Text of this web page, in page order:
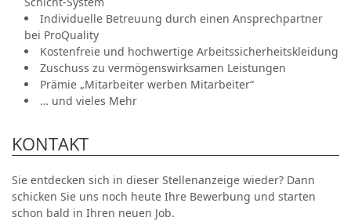
Individuelle Betreuung durch einen Ansprechpartner
bei ProQuality
Kostenfreie und hochwertige Arbeitssicherheitskleidung
Zuschuss zu vermögenswirksamen Leistungen
Prämie „Mitarbeiter werben Mitarbeiter“
… und vieles Mehr
KONTAKT
Sie entdecken sich in dieser Stellenanzeige wieder? Dann
schicken Sie uns noch heute Ihre Bewerbung und starten
schon bald in Ihren neuen Job.